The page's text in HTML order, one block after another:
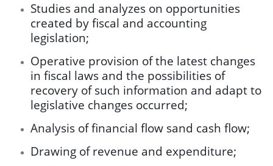
Studies and analyzes on opportunities
created by fiscal and accounting
legislation;
Operative provision of the latest changes
in fiscal laws and the possibilities of
recovery of such information and adapt to
legislative changes occurred;
Analysis of financial flow sand cash flow;
Drawing of revenue and expenditure;